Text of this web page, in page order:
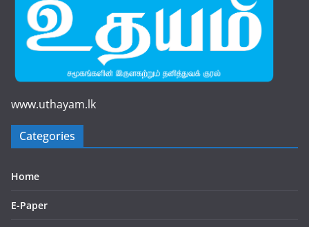
www.uthayam.lk
Categories
Home
E-Paper